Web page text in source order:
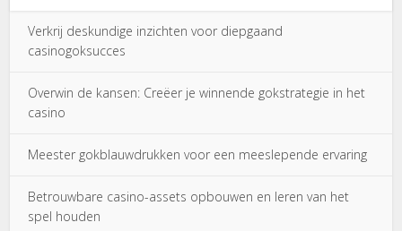
Verkrij deskundige inzichten voor diepgaand
casinogoksucces
Overwin de kansen: Creëer je winnende gokstrategie in het
casino
Meester gokblauwdrukken voor een meeslepende ervaring
Betrouwbare casino-assets opbouwen en leren van het
spel houden